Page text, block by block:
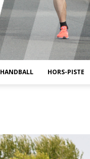
HANDBALL HORS-PISTE